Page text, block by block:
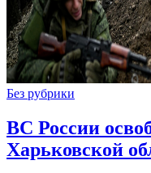
Без рубрики
ВС России
Харьковской